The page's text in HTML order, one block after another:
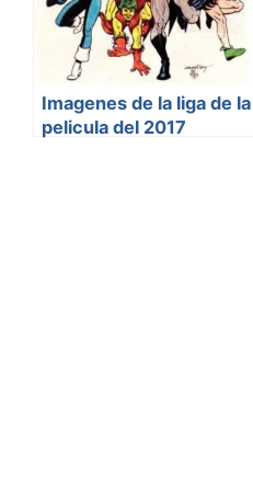
Imagenes de la liga de
pelicula del 2017